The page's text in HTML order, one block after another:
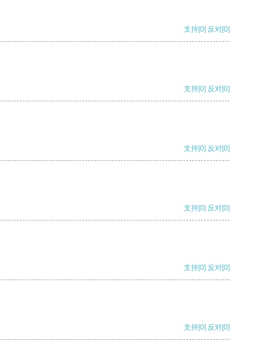
支持[0] 反对[0]
支持[0] 反对[0]
支持[0] 反对[0]
支持[0] 反对[0]
支持[0] 反对[0]
支持[0] 反对[0]